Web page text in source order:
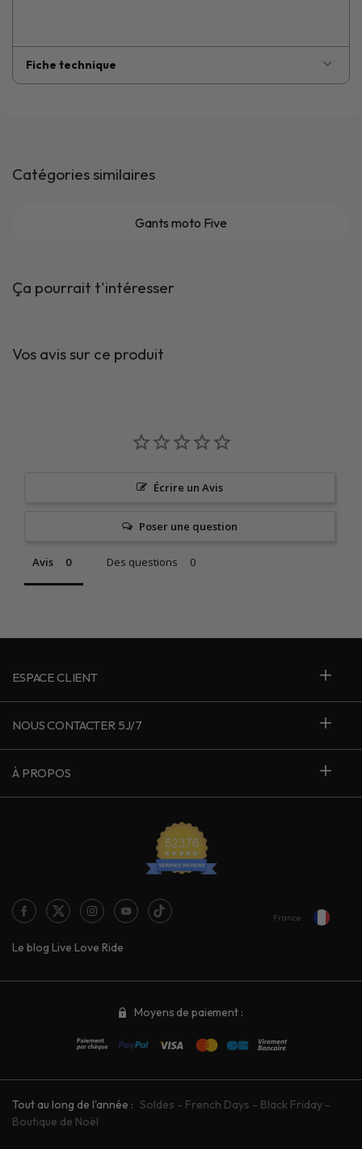
Fiche technique
Catégories similaires
Gants moto Five
Ça pourrait t'intéresser
Vos avis sur ce produit
Écrire un Avis
Poser une question
Avis Des questions
ESPACE CLIENT
NOUS CONTACTER 5J/7
À PROPOS
Le blog Live Love Ride
France
Moyens de paiement :
Tout au long de l'année : Soldes - French Days - Black Friday -
Boutique de Noël